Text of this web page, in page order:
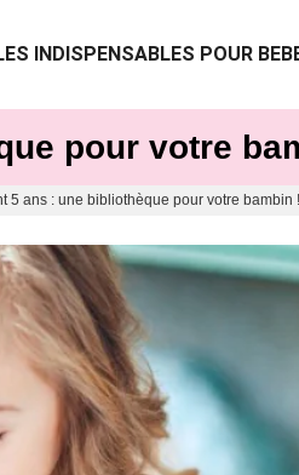
INDISPENSABLES POUR
pour votre
5 ans : une bibliothèque pour votre bambin !